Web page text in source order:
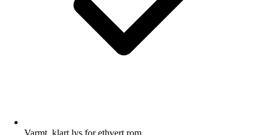
Varmt, klart lys for ethvert rom